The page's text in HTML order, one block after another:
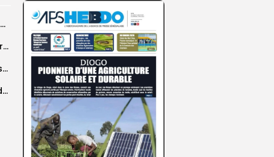
‎CAN féminine 2026 : le Nigeria se reprend, le Malawi surprend encore...
Magal Touba : dans les coulisses de la restauration de la presse...
Politique de la jeunesse : la CEDEAO adopte son plan d’actions stratégiques...
Grand Magal de Touba : La CSU au plus près des pèlerins